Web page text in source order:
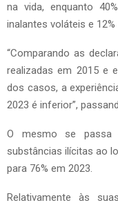
na vida, enquanto
inalantes voláteis e
“Comparando as
realizadas em 2015 e
dos casos, a
2023 é inferior”,
O mesmo se passa
substâncias ilícitas ao
para 76% em 2023.
Relativamente às